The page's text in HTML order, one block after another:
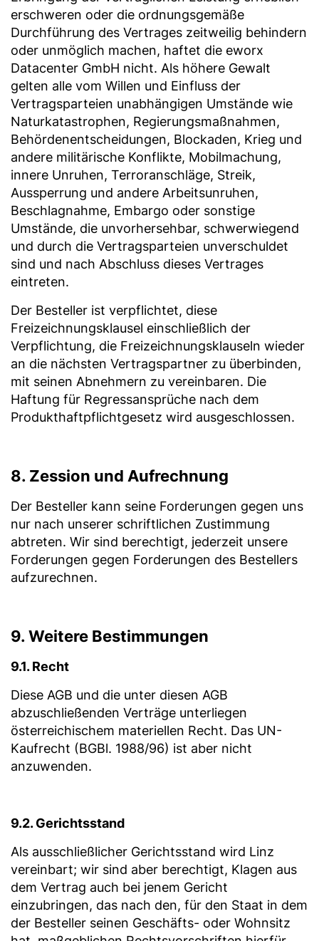
erschweren oder die ordnungsgemäße
Durchführung des Vertrages zeitweilig behindern
oder unmöglich machen, haftet die eworx
Datacenter GmbH nicht. Als höhere Gewalt
gelten alle vom Willen und Einfluss der
Vertragsparteien unabhängigen Umstände wie
Naturkatastrophen, Regierungsmaßnahmen,
Behördenentscheidungen, Blockaden, Krieg und
andere militärische Konflikte, Mobilmachung,
innere Unruhen, Terroranschläge, Streik,
Aussperrung und andere Arbeitsunruhen,
Beschlagnahme, Embargo oder sonstige
Umstände, die unvorhersehbar, schwerwiegend
und durch die Vertragsparteien unverschuldet
sind und nach Abschluss dieses Vertrages
eintreten.
Der Besteller ist verpflichtet, diese
Freizeichnungsklausel einschließlich der
Verpflichtung, die Freizeichnungsklauseln wieder
an die nächsten Vertragspartner zu überbinden,
mit seinen Abnehmern zu vereinbaren. Die
Haftung für Regressansprüche nach dem
Produkthaftpflichtgesetz wird ausgeschlossen.
8. Zession und Aufrechnung
Der Besteller kann seine Forderungen gegen uns
nur nach unserer schriftlichen Zustimmung
abtreten. Wir sind berechtigt, jederzeit unsere
Forderungen gegen Forderungen des Bestellers
aufzurechnen.
9. Weitere Bestimmungen
9.1. Recht
Diese AGB und die unter diesen AGB
abzuschließenden Verträge unterliegen
österreichischem materiellen Recht. Das UN-
Kaufrecht (BGBl. 1988/96) ist aber nicht
anzuwenden.
9.2. Gerichtsstand
Als ausschließlicher Gerichtsstand wird Linz
vereinbart; wir sind aber berechtigt, Klagen aus
dem Vertrag auch bei jenem Gericht
einzubringen, das nach den, für den Staat in dem
der Besteller seinen Geschäfts- oder Wohnsitz